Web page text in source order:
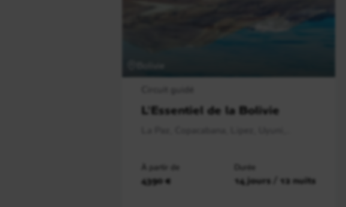
L'Essentiel de la Bolivie
À partir de
4390 €
Durée
14 jours / 12 nuits